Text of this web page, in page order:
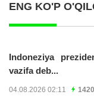
ENG KO'P
Indoneziya
vazifa deb...
04.08.2026 02:11